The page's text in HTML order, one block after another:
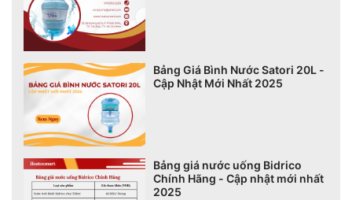
Bảng Giá Bình Nước Satori 20L -
Cập Nhật Mới Nhất 2025
Bảng giá nước uống Bidrico
Chính Hãng - Cập nhật mới nhất
2025